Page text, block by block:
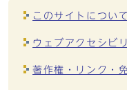
このサイトについて
ウェブアクセシビ
著作権・リンク・